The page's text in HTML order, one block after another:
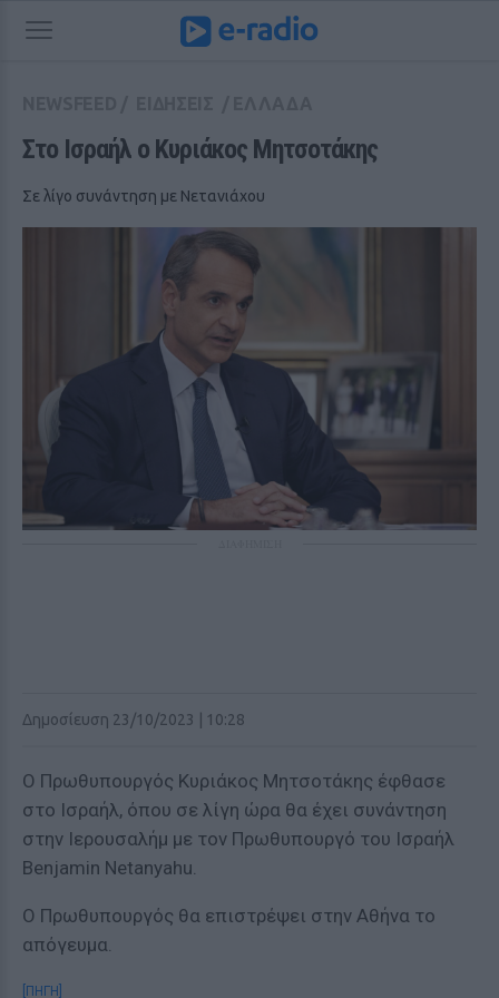
Στο Ισραήλ ο Κυριάκος Μητσοτάκης
Σε λίγο συνάντηση με Νετανιάχου
Δημοσίευση 23/10/2023 | 10:28
Ο Πρωθυπουργός Κυριάκος Μητσοτάκης έφθασε
στο Ισραήλ, όπου σε λίγη ώρα θα έχει συνάντηση
στην Ιερουσαλήμ με τον Πρωθυπουργό του Ισραήλ
Benjamin Netanyahu.
Ο Πρωθυπουργός θα επιστρέψει στην Αθήνα το
απόγευμα.
[ΠΗΓΗ]